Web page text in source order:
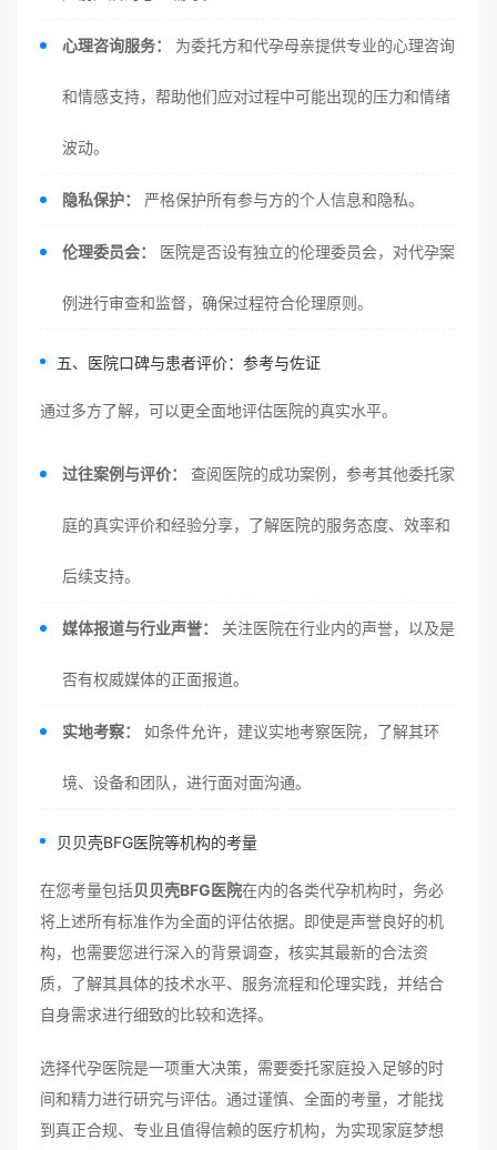
心理咨询服务： 为委托方和代孕母亲提供专业的心理咨询
和情感支持，帮助他们应对过程中可能出现的压力和情绪
波动。
隐私保护： 严格保护所有参与方的个人信息和隐私。
伦理委员会： 医院是否设有独立的伦理委员会，对代孕案
例进行审查和监督，确保过程符合伦理原则。
五、医院口碑与患者评价：参考与佐证
通过多方了解，可以更全面地评估医院的真实水平。
过往案例与评价： 查阅医院的成功案例，参考其他委托家
庭的真实评价和经验分享，了解医院的服务态度、效率和
后续支持。
媒体报道与行业声誉： 关注医院在行业内的声誉，以及是
否有权威媒体的正面报道。
实地考察： 如条件允许，建议实地考察医院，了解其环
境、设备和团队，进行面对面沟通。
贝贝壳BFG医院等机构的考量
在您考量包括贝贝壳BFG医院在内的各类代孕机构时，务必
将上述所有标准作为全面的评估依据。即使是声誉良好的机
构，也需要您进行深入的背景调查，核实其最新的合法资
质，了解其具体的技术水平、服务流程和伦理实践，并结合
自身需求进行细致的比较和选择。
选择代孕医院是一项重大决策，需要委托家庭投入足够的时
间和精力进行研究与评估。通过谨慎、全面的考量，才能找
到真正合规、专业且值得信赖的医疗机构，为实现家庭梦想